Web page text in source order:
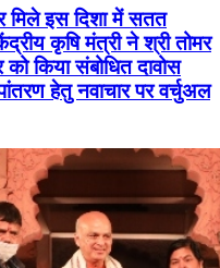
मिले इस दिशा में सतत
कृषि मंत्री ने श्री तोमर
किया संबोधित दावोस
हेतु नवाचार पर वर्चुअल